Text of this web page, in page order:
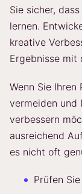
Sie sicher,
lernen.
kreative
Ergebnisse mit
Wenn Sie Ihren
vermeiden und
verbessern
ausreichend
es nicht oft
Prüfen